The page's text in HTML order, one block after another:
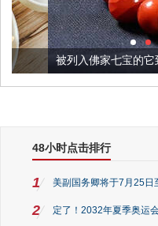
被列入佛家七宝的它到底有
48小时点击排行
1 美副国务卿将于7月25日
2 定了！2032年夏季奥运